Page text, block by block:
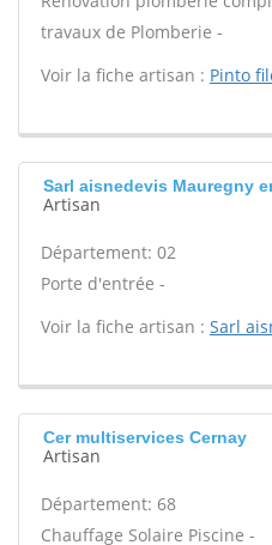
travaux de Plomberie -
Voir la fiche artisan : Pinto
Sarl aisnedevis Mauregny
Artisan
Département: 02
Porte d'entrée -
Voir la fiche artisan : Sarl
Cer multiservices Cernay
Artisan
Département: 68
Chauffage Solaire Piscine -